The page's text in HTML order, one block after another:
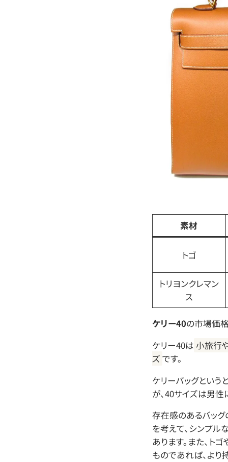
素材
トゴ
トリヨンクレマン
ス
ケリー40の市場価
ケリー40は 小旅行
ズ です。
ケリーバッグとい
が、40サイズは男性
存在感のあるバッグ
を考えて、シンプ
あります。また、ト
ものであれば、より